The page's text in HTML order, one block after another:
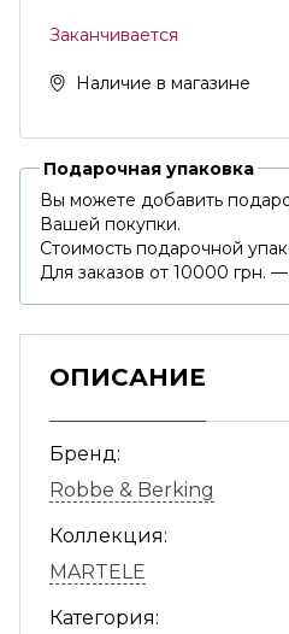
Заканчивается
Наличие в магазине
Подарочная упаковка
Вы можете добавить
Вашей покупки.
Стоимость подарочной
Для заказов от 10000 грн. —
ОПИСАНИЕ
Бренд:
Robbe & Berking
Коллекция:
MARTELE
Категория: